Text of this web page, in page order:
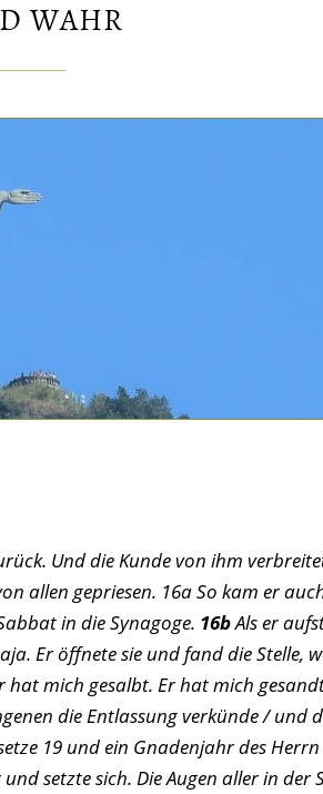
WAHR
Und die Kunde von ihm
allen gepriesen. 16a So kam er
in die Synagoge. 16bAls er
Er öffnete sie und fand die Stelle,
hat mich gesalbt. Er hat mich
die Entlassung verkünde / und
19 und ein Gnadenjahr des
setzte sich. Die Augen aller in der